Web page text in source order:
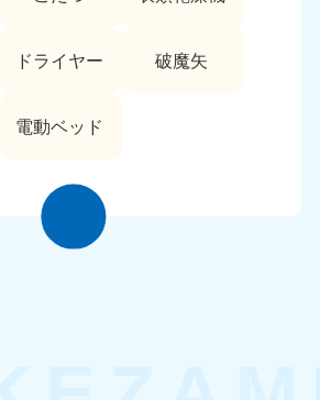
ドライヤー 破魔矢
電動ベッド